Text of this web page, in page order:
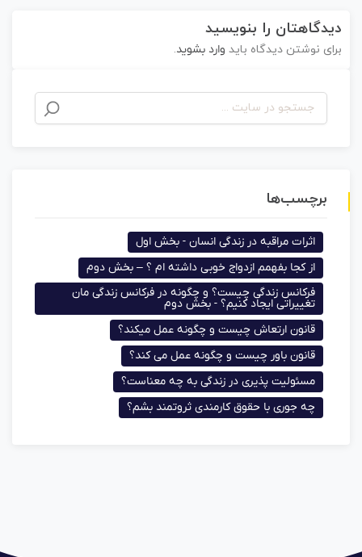
دیدگاهتان را بنویسید
برای نوشتن دیدگاه بایدوارد بشوید.
برچسب‌ها
اثرات مراقبه در زندگی انسان - بخش اول
از کجا بفهمم ازدواج خوبی داشته ام ؟ – بخش دوم
فرکانس زندگی چیست؟ و چگونه در فرکانس زندگی مان
تغییراتی ایجاد کنیم؟ - بخش دوم
قانون ارتعاش چیست و چگونه عمل میکند؟
قانون باور چیست و چگونه عمل می کند؟
مسئولیت پذیری در زندگی به چه معناست؟
چه جوری با حقوق کارمندی ثروتمند بشم؟